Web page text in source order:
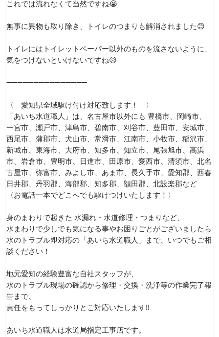
これでは流れなくて当然ですね😭
無事に異物も取り除き、トイレのつまりも解消されました😊
トイレにはトイレットペーパー以外のものを流さないように、
気をつけないといけないですね😥
➖➖➖➖➖➖➖➖➖➖➖➖➖➖➖
〈 愛知県全域駆け付け対応致します！ 〉
「あいち水道職人」は、名古屋市以外にも 豊橋市、岡崎市、
一宮市、瀬戸市、津島市、碧南市、刈谷市、豊田市、安城市、
西尾市、蒲郡市、犬山市、常滑市、江南市、小牧市、稲沢市、
新城市、東海市、大府市、知多市、知立市、尾張旭市、高浜
市、岩倉市、豊明市、日進市、田原市、愛西市、清須市、北名
古屋市、弥富市、みよし市、あま市、長久手市、愛知郡、西春
日井郡、丹羽郡、海部郡、知多郡、額田郡、北設楽郡など
〈お電話一本でどこへでも駆けつけいたします！〉
身のまわりで起きた 水漏れ・水道修理・つまりなど、
水まわりで少しでも気になる事やお困りごとがございましたら
水のトラブル即対応の「あいち水道職人」まで、いつでもご相
談ください！
地元愛知の経験豊富な自社スタッフが、
水のトラブル現場の確認から修理・交換・洗浄等の作業完了報
告まで、
責任をもってしっかりとご対応いたします!!
あいち水道職人は水道局指定工事店です。